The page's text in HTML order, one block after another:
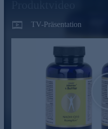
TV-Präsentation